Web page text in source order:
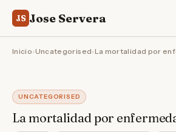
JS Jose Servera
Inicio›Uncategorised›La mortalidad por
UNCATEGORISED
La mortalidad por